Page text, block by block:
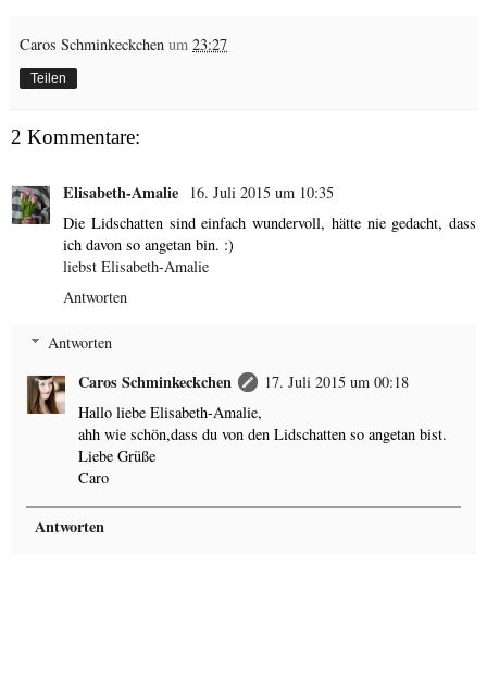
Caros Schminkeckchen um 23:27
Teilen
2 Kommentare:
Elisabeth-Amalie
16. Juli 2015 um 10:35
Die Lidschatten sind einfach wundervoll, hätte nie gedacht, dass
ich davon so angetan bin. :)
liebst Elisabeth-Amalie
Antworten
Antworten
Caros Schminkeckchen
17. Juli 2015 um 00:18
Hallo liebe Elisabeth-Amalie,
ahh wie schön,dass du von den Lidschatten so angetan bist.
Liebe Grüße
Caro
Antworten